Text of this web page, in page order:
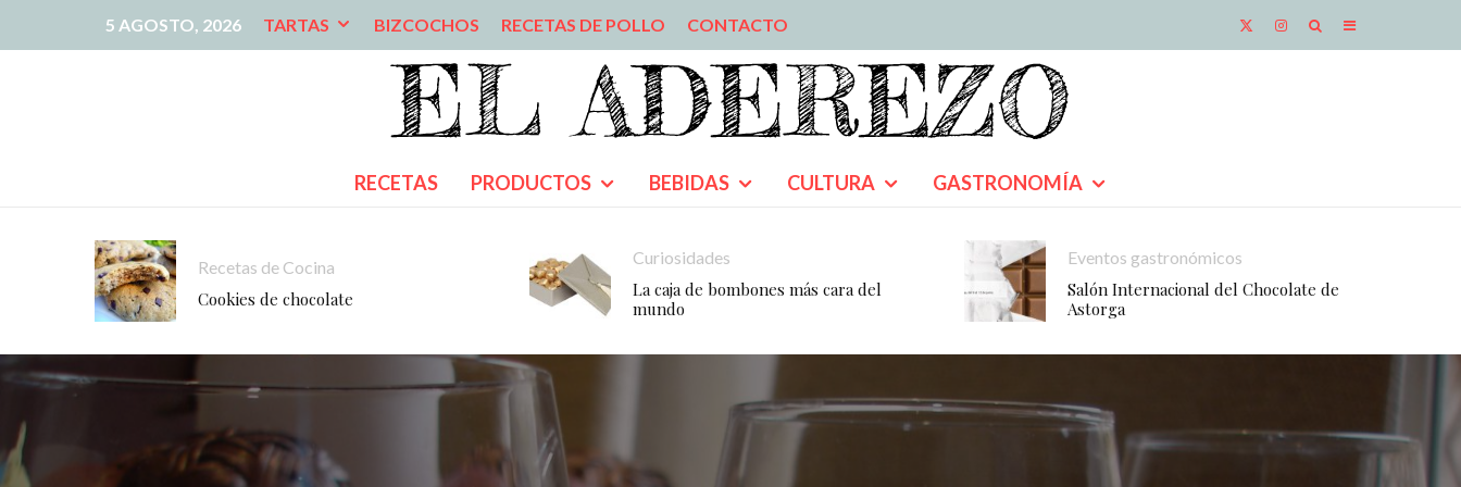
5 AGOSTO, 2026 TARTAS BIZCOCHOS RECETAS DE POLLO CONTACTO
RECETAS PRODUCTOS BEBIDAS CULTURA GASTRONOMÍA
Recetas de Cocina
Cookies de chocolate
Curiosidades
La caja de bombones más cara del
mundo
Eventos gastronómicos
Salón Internacional del Chocolate de
Astorga